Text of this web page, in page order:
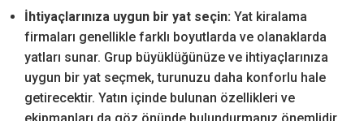
İhtiyaçlarınıza uygun bir yat seçin: Yat kiralama
firmaları genellikle farklı boyutlarda ve olanaklarda
yatları sunar. Grup büyüklüğünüze ve ihtiyaçlarınıza
uygun bir yat seçmek, turunuzu daha konforlu hale
getirecektir. Yatın içinde bulunan özellikleri ve
ekipmanları da göz önünde bulundurmanız önemlidir.